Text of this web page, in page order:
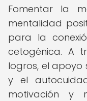
Fomentar la
mentalidad
para la
cetogénica. A
logros, el apoyo
y el
motivación y